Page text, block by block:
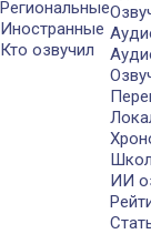
Региональные
Иностранные
Кто озвучил
ИИ